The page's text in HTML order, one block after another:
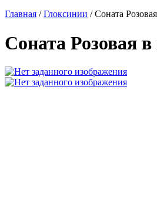
Главная /Глоксинии /Соната
Соната Розовая